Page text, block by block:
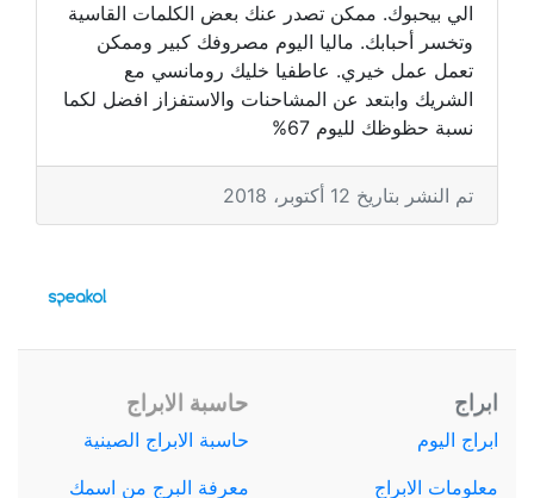
الي بيحبوك. ممكن تصدر عنك بعض الكلمات القاسية
وتخسر أحبابك. ماليا اليوم مصروفك كبير وممكن
تعمل عمل خيري. عاطفيا خليك رومانسي مع
الشريك وابتعد عن المشاحنات والاستفزاز افضل لكما
نسبة حظوظك لليوم 67%
تم النشر بتاريخ 12 أكتوبر، 2018
ابراج
ابراج اليوم
معلومات الابراج
حاسبة الابراج
حاسبة الابراج الصينية
معرفة البرج من اسمك